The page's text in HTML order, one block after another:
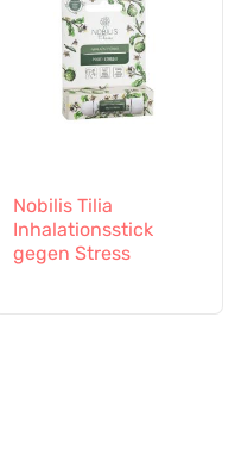
Nobilis Tilia
Inhalationsstick
gegen Stress